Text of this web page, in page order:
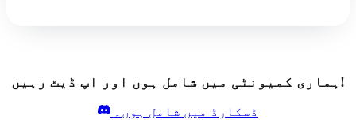
ہماری کمیونٹی میں شامل ہوں اور اپ ڈیٹ رہیں!
ڈسکارڈ میں شامل ہوں۔